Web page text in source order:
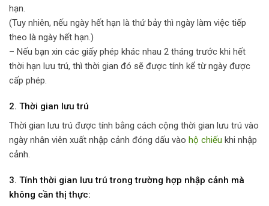
hạn.
(Tuy nhiên, nếu ngày hết hạn là thứ bảy thì ngày làm việc tiếp
theo là ngày hết hạn.)
– Nếu bạn xin các giấy phép khác nhau 2 tháng trước khi hết
thời hạn lưu trú, thì thời gian đó sẽ được tính kể từ ngày được
cấp phép.
2. Thời gian lưu trú
Thời gian lưu trú được tính bằng cách cộng thời gian lưu trú vào
ngày nhân viên xuất nhập cảnh đóng dấu vào hộ chiếu khi nhập
cảnh.
3. Tính thời gian lưu trú trong trường hợp nhập cảnh mà
không cần thị thực: